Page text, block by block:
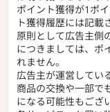
ポイント獲得が1ポ
ト獲得履歴には記載
原則として広告主側
につきましては、ポ
れません。
広告主が運営してい
商品の交換や一部で
になる可能性もござ